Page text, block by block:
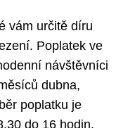
vám určitě díru
Poplatek ve
návštěvníci
dubna,
poplatku je
do 16 hodin.